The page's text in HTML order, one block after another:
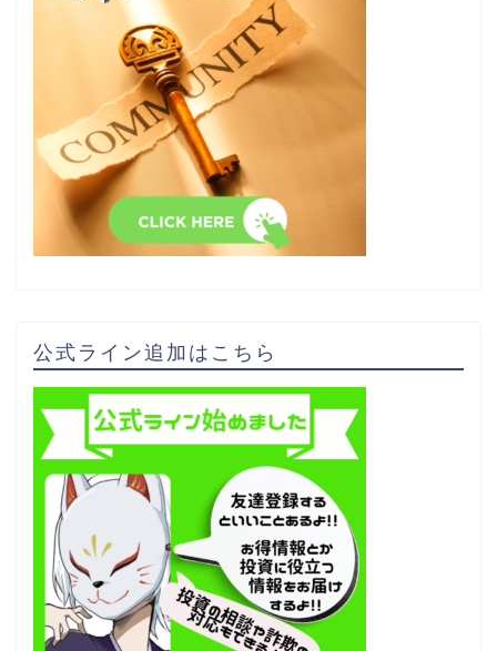
公式ライン追加はこちら
FX実績
FX専門知識
悪質案件検証